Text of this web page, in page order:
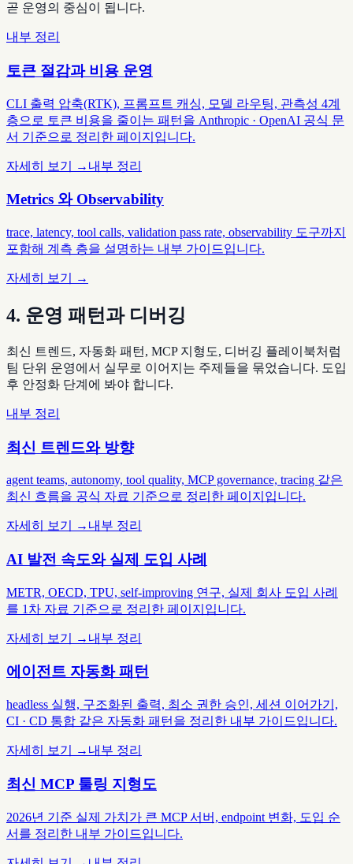
곧 운영의 중심이 됩니다.
내부 정리
토큰 절감과 비용 운영
CLI 출력 압축(RTK), 프롬프트 캐싱, 모델 라우팅, 관측성 4계
층으로 토큰 비용을 줄이는 패턴을 Anthropic · OpenAI 공식 문
서 기준으로 정리한 페이지입니다.
자세히 보기 → 내부 정리
Metrics 와 Observability
trace, latency, tool calls, validation pass rate, observability 도구까지
포함해 계측 층을 설명하는 내부 가이드입니다.
자세히 보기 →
4. 운영 패턴과 디버깅
최신 트렌드, 자동화 패턴, MCP 지형도, 디버깅 플레이북처럼
팀 단위 운영에서 실무로 이어지는 주제들을 묶었습니다. 도입
후 안정화 단계에 봐야 합니다.
내부 정리
최신 트렌드와 방향
agent teams, autonomy, tool quality, MCP governance, tracing 같은
최신 흐름을 공식 자료 기준으로 정리한 페이지입니다.
자세히 보기 → 내부 정리
AI 발전 속도와 실제 도입 사례
METR, OECD, TPU, self-improving 연구, 실제 회사 도입 사례
를 1차 자료 기준으로 정리한 페이지입니다.
자세히 보기 → 내부 정리
에이전트 자동화 패턴
headless 실행, 구조화된 출력, 최소 권한 승인, 세션 이어가기,
CI · CD 통합 같은 자동화 패턴을 정리한 내부 가이드입니다.
자세히 보기 → 내부 정리
최신 MCP 툴링 지형도
2026년 기준 실제 가치가 큰 MCP 서버, endpoint 변화, 도입 순
서를 정리한 내부 가이드입니다.